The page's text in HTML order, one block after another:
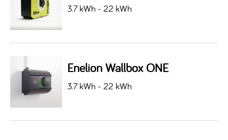
3.7 kWh - 22 kWh
Enelion Wallbox ONE
3.7 kWh - 22 kWh